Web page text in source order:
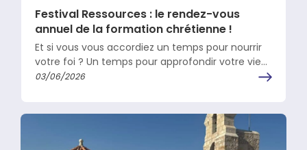
Festival Ressources : le rendez-vous
annuel de la formation chrétienne !
Et si vous vous accordiez un temps pour nourrir
votre foi ? Un temps pour approfondir votre vie
spirituelle, vous…
03/06/2026